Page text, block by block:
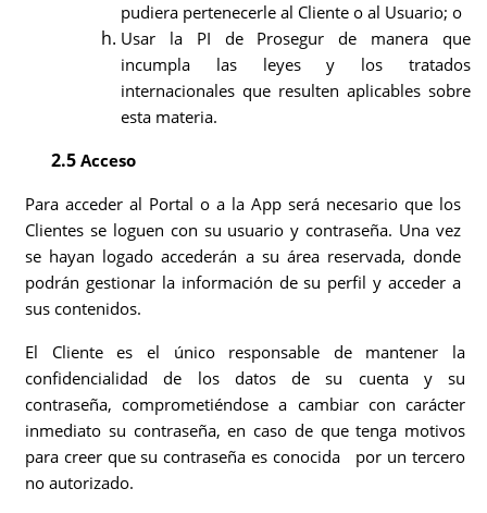
pudiera pertenecerle al Cliente o al Usuario; o
Usar la PI de Prosegur de manera que
incumpla las leyes y los tratados
internacionales que resulten aplicables sobre
esta materia.
2.5 Acceso
Para acceder al Portal o a la App será necesario que los
Clientes se loguen con su usuario y contraseña. Una vez
se hayan logado accederán a su área reservada, donde
podrán gestionar la información de su perfil y acceder a
sus contenidos.
El Cliente es el único responsable de mantener la
confidencialidad de los datos de su cuenta y su
contraseña, comprometiéndose a cambiar con carácter
inmediato su contraseña, en caso de que tenga motivos
para creer que su contraseña es conocida por un tercero
no autorizado.